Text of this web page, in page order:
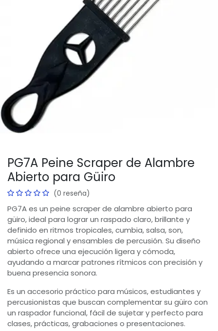
PG7A Peine Scraper de Alambre
Abierto para Güiro
(0 reseña)
PG7A es un peine scraper de alambre abierto para
güiro, ideal para lograr un raspado claro, brillante y
definido en ritmos tropicales, cumbia, salsa, son,
música regional y ensambles de percusión. Su diseño
abierto ofrece una ejecución ligera y cómoda,
ayudando a marcar patrones rítmicos con precisión y
buena presencia sonora.
Es un accesorio práctico para músicos, estudiantes y
percusionistas que buscan complementar su güiro con
un raspador funcional, fácil de sujetar y perfecto para
clases, prácticas, grabaciones o presentaciones.